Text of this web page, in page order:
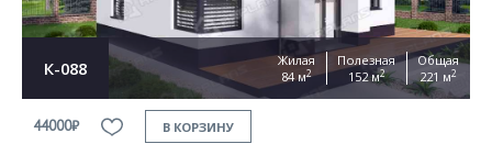
К-088
Жилая
84 м2
Полезная
152 м2
Общая
221 м2
44000₽ В КОРЗИНУ